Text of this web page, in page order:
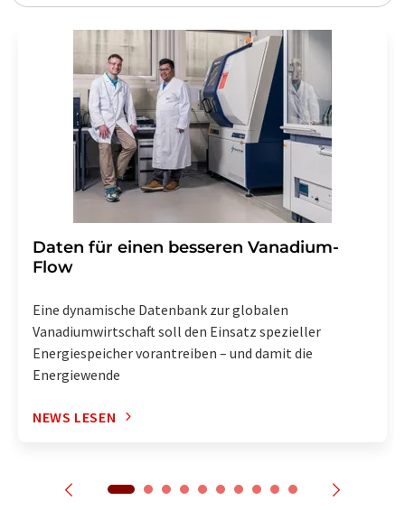
Daten für einen besseren Vanadium-
Flow
Eine dynamische Datenbank zur globalen
Vanadiumwirtschaft soll den Einsatz spezieller
Energiespeicher vorantreiben – und damit die
Energiewende
NEWS LESEN